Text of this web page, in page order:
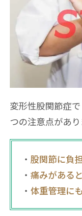
変形性股関節症
つの注意点があり
股関節に負
痛みがある
体重管理に